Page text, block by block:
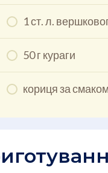
1 ст. л.
50 г кураги
кориця за смаком